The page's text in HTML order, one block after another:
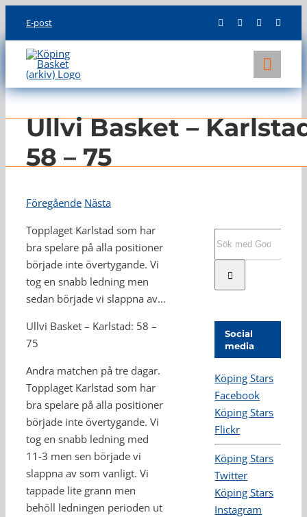
content
E-post
KLUBBEN
LAG
INFO
Ullvi Basket –
58 – 75
Föregående Nästa
Topplaget Karlstad som har
bra spelare på alla positioner
började inte övertygande. Vi
tog en snabb ledning men
sedan började vi slappna av…
Ullvi Basket – Karlstad: 58 –
75
Andra matchen på tre dagar.
Topplaget Karlstad som har
bra spelare på alla positioner
började inte övertygande. Vi
tog en snabb ledning med
11-3 men sen började vi
slappna av som vanligt. Vi
tappade lite grann men
behöll ledningen perioden ut
Social
media
Köping Stars
Facebook
Köping Stars
Flickr
Köping Stars
Twitter
Köping Stars
Instagram